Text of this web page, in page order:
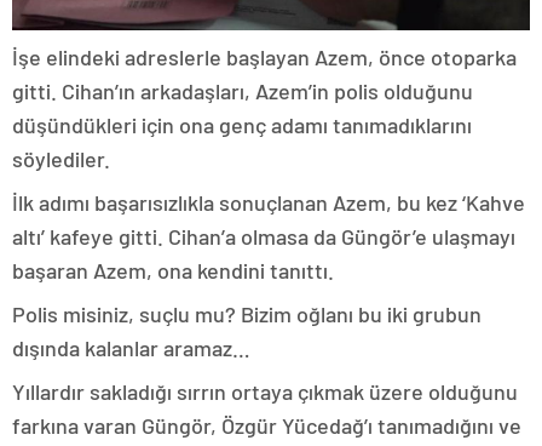
İşe elindeki adreslerle başlayan Azem, önce otoparka
gitti. Cihan’ın arkadaşları, Azem’in polis olduğunu
düşündükleri için ona genç adamı tanımadıklarını
söylediler.
İlk adımı başarısızlıkla sonuçlanan Azem, bu kez ‘Kahve
altı’ kafeye gitti. Cihan’a olmasa da Güngör’e ulaşmayı
başaran Azem, ona kendini tanıttı.
Polis misiniz, suçlu mu? Bizim oğlanı bu iki grubun
dışında kalanlar aramaz…
Yıllardır sakladığı sırrın ortaya çıkmak üzere olduğunu
farkına varan Güngör, Özgür Yücedağ’ı tanımadığını ve